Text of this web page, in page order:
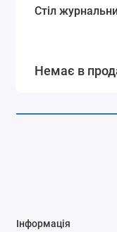
Стіл
Немає в
Інформація